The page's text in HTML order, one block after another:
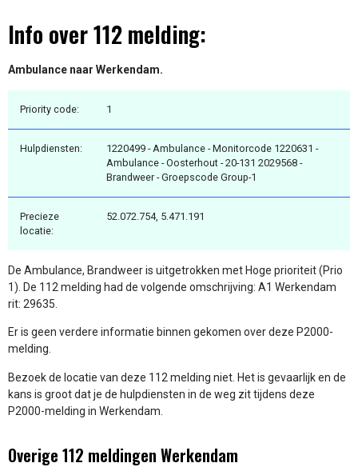
Info over 112 melding:
Ambulance naar Werkendam.
Priority code: 1
Hulpdiensten:
1220499 - Ambulance - Monitorcode 1220631 -
Ambulance - Oosterhout - 20-131 2029568 -
Brandweer - Groepscode Group-1
Precieze
locatie:
52.072.754, 5.471.191
De Ambulance, Brandweer is uitgetrokken met Hoge prioriteit (Prio
1). De 112 melding had de volgende omschrijving: A1 Werkendam
rit: 29635.
Er is geen verdere informatie binnen gekomen over deze P2000-
melding.
Bezoek de locatie van deze 112 melding niet. Het is gevaarlijk en de
kans is groot dat je de hulpdiensten in de weg zit tijdens deze
P2000-melding in Werkendam.
Overige 112 meldingen Werkendam